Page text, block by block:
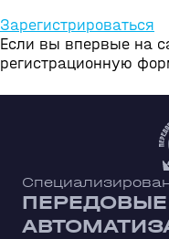
Зарегистрироваться
Если вы впервые на
регистрационную